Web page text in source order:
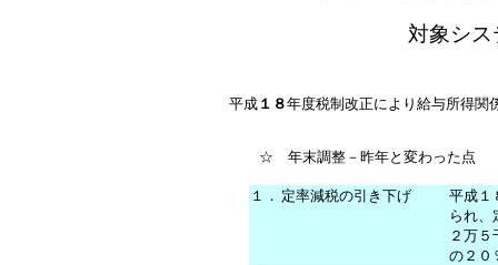
対象シ
平成 １８年度税制改正により給与所得関
☆ 年末調整－昨年と変わった点
１． 定率減税の引き下げ
平成１
られ、
２万
の２０